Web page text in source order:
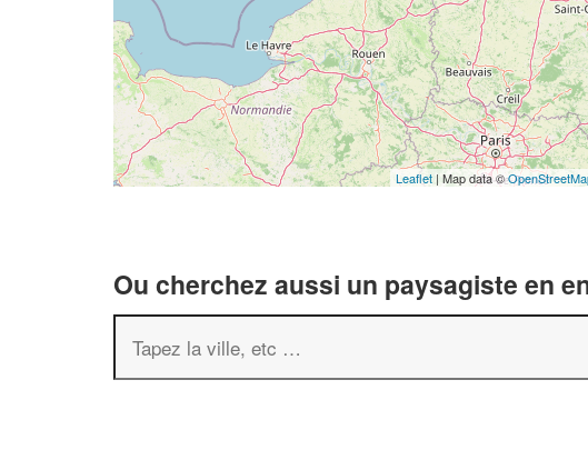
Leaflet | Map data ©
Ou cherchez aussi un paysagiste en